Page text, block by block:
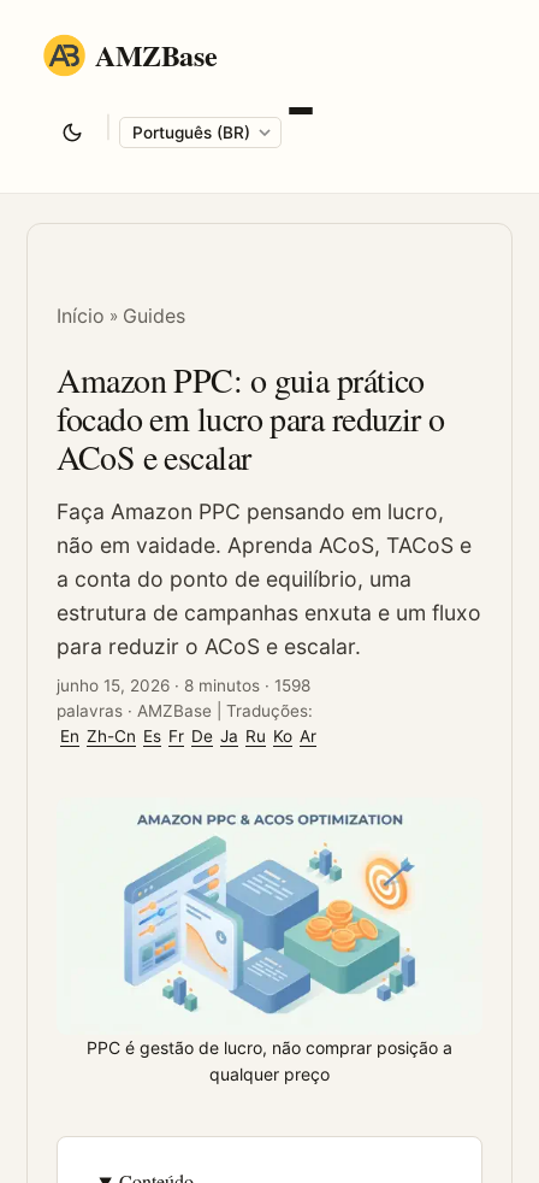
AMZBase
Início » Guides
Amazon PPC: o guia prático
focado em lucro para reduzir o
ACoS e escalar
Faça Amazon PPC pensando em lucro,
não em vaidade. Aprenda ACoS, TACoS e
a conta do ponto de equilíbrio, uma
estrutura de campanhas enxuta e um fluxo
para reduzir o ACoS e escalar.
junho 15, 2026 · 8 minutos ·1598
palavras · AMZBase |Traduções:
En Zh-Cn Es Fr De Ja Ru Ko Ar
PPC é gestão de lucro, não comprar posição a
qualquer preço